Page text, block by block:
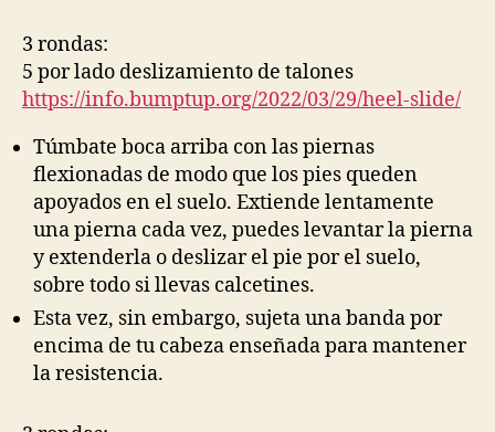
3 rondas:
5 por lado deslizamiento de talones
https://info.bumptup.org/2022/03/29/heel-slide/
Túmbate boca arriba con las piernas
flexionadas de modo que los pies queden
apoyados en el suelo. Extiende lentamente
una pierna cada vez, puedes levantar la pierna
y extenderla o deslizar el pie por el suelo,
sobre todo si llevas calcetines.
Esta vez, sin embargo, sujeta una banda por
encima de tu cabeza enseñada para mantener
la resistencia.